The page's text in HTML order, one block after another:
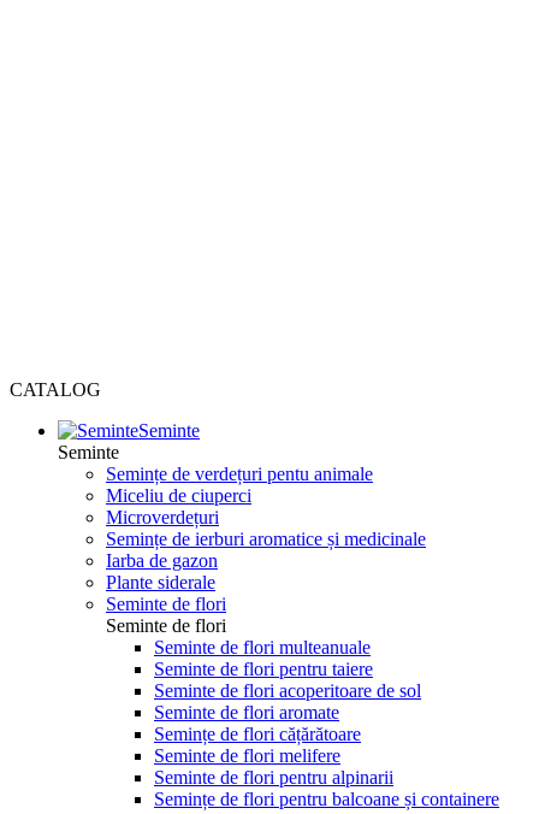
CATALOG
Seminte
Seminte
Semințe de verdețuri pentu animale
Miceliu de ciuperci
Microverdețuri
Semințe de ierburi aromatice și medicinale
Iarba de gazon
Plante siderale
Seminte de flori
Seminte de flori
Seminte de flori multeanuale
Seminte de flori pentru taiere
Seminte de flori acoperitoare de sol
Seminte de flori aromate
Semințe de flori cățărătoare
Seminte de flori melifere
Seminte de flori pentru alpinarii
Semințe de flori pentru balcoane și containere